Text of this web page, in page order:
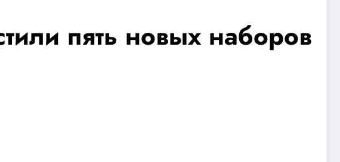
пять новых наборов